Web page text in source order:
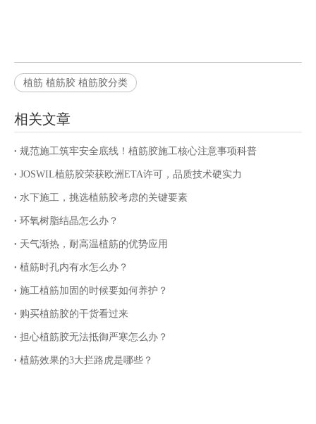
植筋 植筋胶 植筋胶分类
相关文章
规范施工筑牢安全底线！植筋胶施工核心注意事项科普
JOSWIL植筋胶荣获欧洲ETA许可，品质技术硬实力
水下施工，挑选植筋胶考虑的关键要素
环氧树脂结晶怎么办？
天气渐热，耐高温植筋的优势应用
植筋时孔内有水怎么办？
施工植筋加固的时候要如何养护？
购买植筋胶的干货看过来
担心植筋胶无法抵御严寒怎么办？
植筋效果的3大拦路虎是哪些？